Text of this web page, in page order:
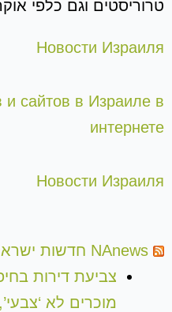
טרוריסטים וגם כלפי
Новости Израиля
сайтов в Израиле в
интернете
Новости Израиля
NAnews חדשות ישראל Nikk.Agency
צביעת דירות
מוכרים לא